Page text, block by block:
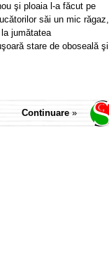
şi ploaia l-a făcut pe
săi un mic răgaz,
jumătatea
stare de oboseală şi
Continuare »